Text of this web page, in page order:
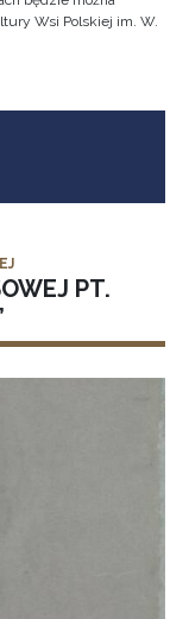
Wsi Polskiej im. W.
PT.